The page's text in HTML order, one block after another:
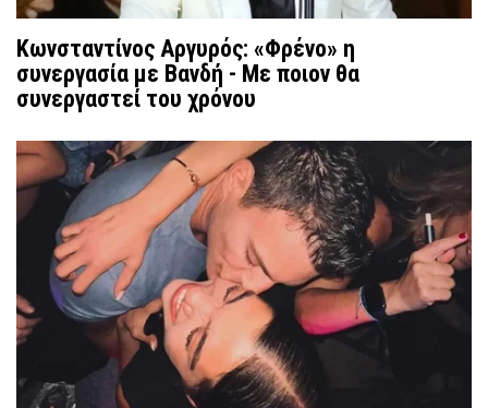
Κωνσταντίνος Αργυρός: «Φρένο» η
συνεργασία με Βανδή - Με ποιον θα
συνεργαστεί του χρόνου